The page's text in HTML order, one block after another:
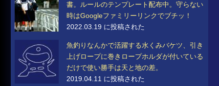
書。ルールのテンプレート配布中。守らない
時はGoogleファミリーリンクでブチッ！
2022.03.19 に投稿された
魚釣りなんかで活躍する水くみバケツ、引き
上げロープに巻きロープホルダが付いている
だけで使い勝手は天と地の差。
2019.04.11 に投稿された